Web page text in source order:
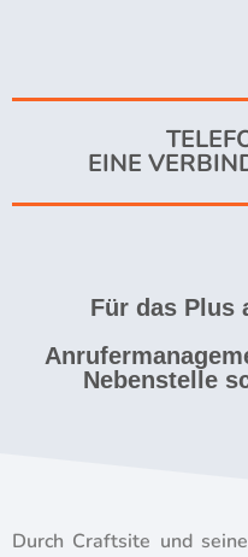
EINE
Für das Plus
Nebenstelle
Durch Craftsite und